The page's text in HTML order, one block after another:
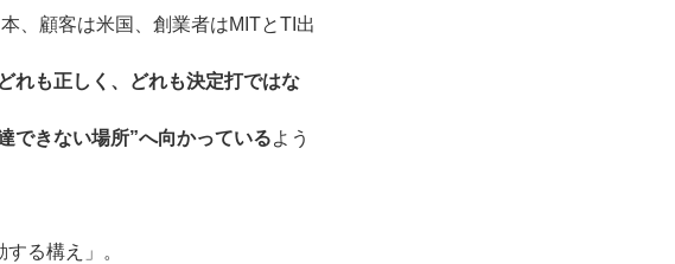
、顧客は米国、創業者はMITとTI出
れも正しく、どれも決定打ではな
できない場所”へ向かっているよう
る構え」。